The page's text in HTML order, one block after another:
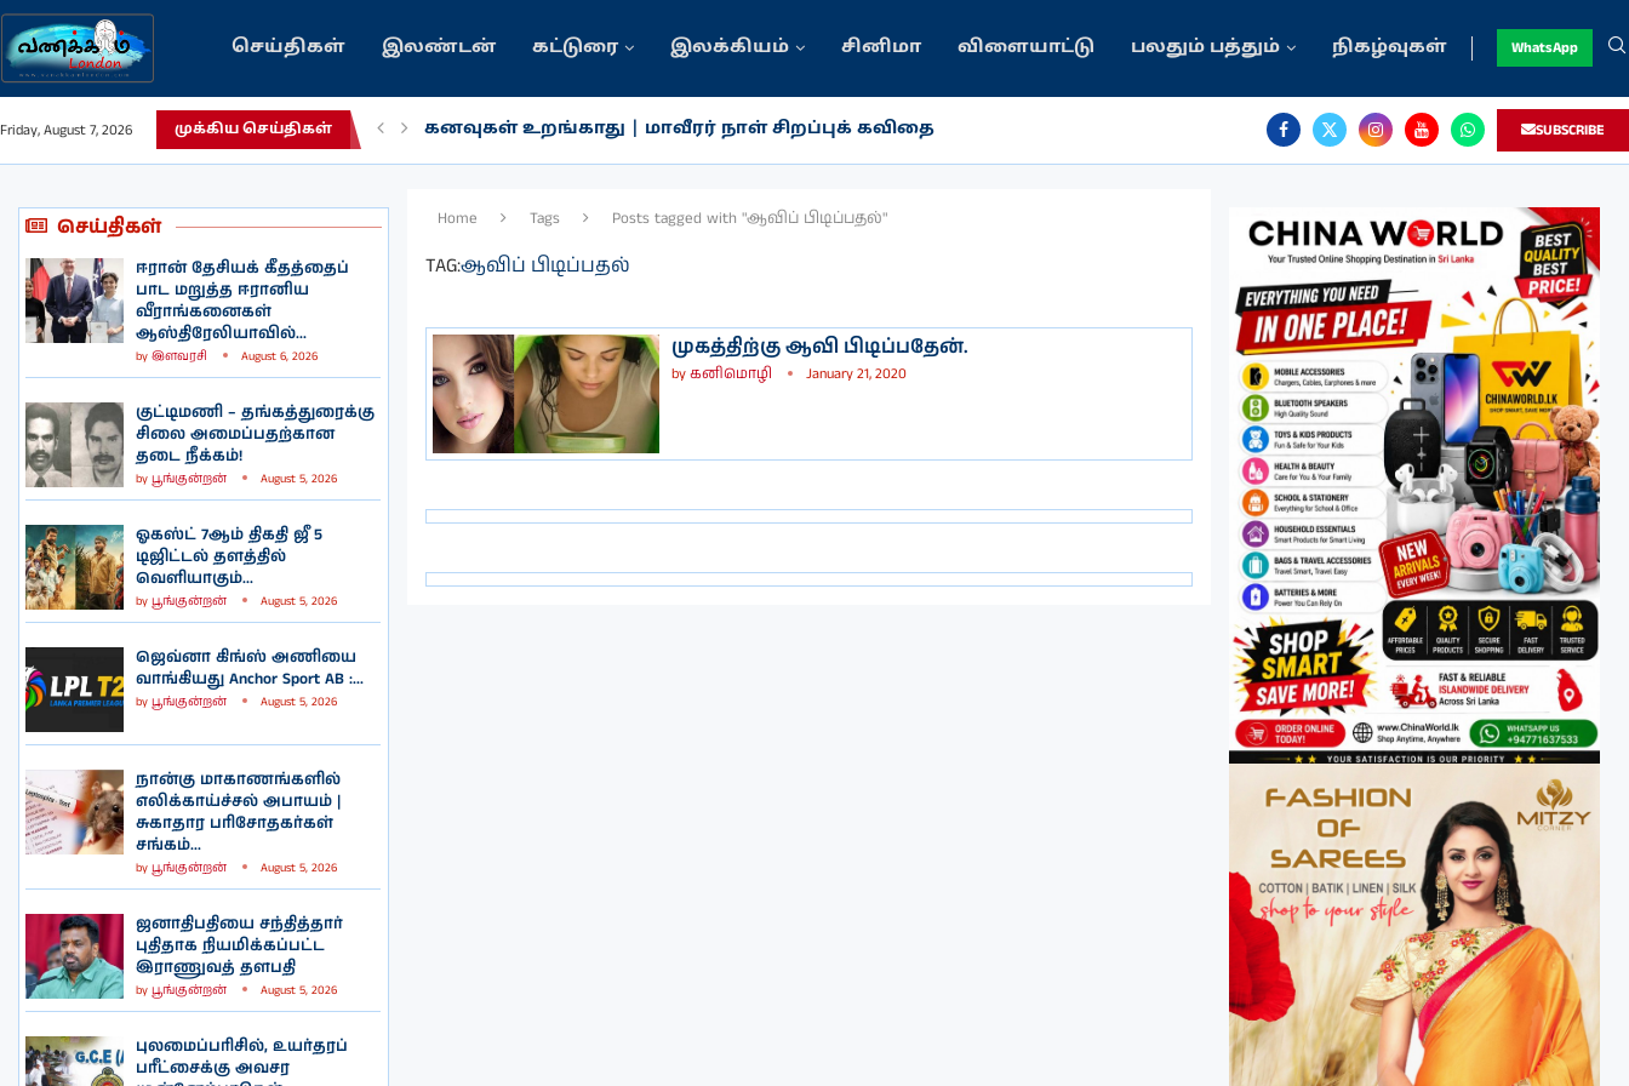
செய்திகள் இலண்டன் கட்டுரை இலக்கியம் சினிமா விளையாட்டு பலதும் பத்தும் நிகழ்வுகள் WhatsApp
Friday, August 7, 2026 முக்கிய செய்திகள் கனவுகள் உறங்காது | மாவீரர் நாள் சிறப்புக் கவிதை SUBSCRIBE
செய்திகள்
ஈரான் தேசியக் கீதத்தைப்
பாட மறுத்த ஈரானிய
வீராங்கனைகள்
ஆஸ்திரேலியாவில்...
by இளவரசி August 6, 2026
குட்டிமணி – தங்கத்துரைக்கு
சிலை அமைப்பதற்கான
தடை நீக்கம்!
by பூங்குன்றன் August 5, 2026
ஓகஸ்ட் 7ஆம் திகதி ஜீ 5
டிஜிட்டல் தளத்தில்
வெளியாகும்...
by பூங்குன்றன் August 5, 2026
ஜெவ்னா கிங்ஸ் அணியை
வாங்கியது Anchor Sport AB :...
by பூங்குன்றன் August 5, 2026
நான்கு மாகாணங்களில்
எலிக்காய்ச்சல் அபாயம் |
சுகாதார பரிசோதகர்கள்
சங்கம்...
by பூங்குன்றன் August 5, 2026
ஜனாதிபதியை சந்தித்தார்
புதிதாக நியமிக்கப்பட்ட
இராணுவத் தளபதி
by பூங்குன்றன் August 5, 2026
புலமைப்பரிசில், உயர்தரப்
பரீட்சைக்கு அவசர
Home Tags Posts tagged with "ஆவிப் பிடிப்பதல்"
TAG:ஆவிப் பிடிப்பதல்
முகத்திற்கு ஆவி பிடிப்பதேன்.
byகனிமொழி January 21, 2020